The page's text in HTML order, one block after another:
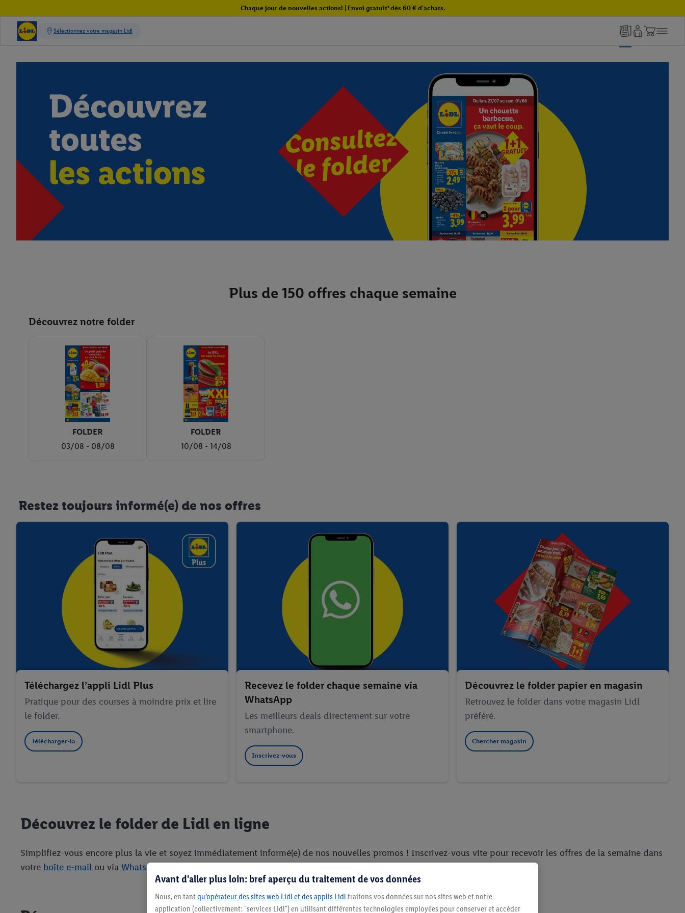
Chaque jour de nouvelles actions! | Envoi gratuit¹ dès 60 € d'achats.
Plus de 150 offres chaque semaine
Découvrez notre folder
FOLDER
03/08 - 08/08
FOLDER
10/08 - 14/08
Restez toujours informé(e) de nos offres
Téléchargez l’appli Lidl Plus
Pratique pour des courses à moindre prix et lire
le folder.
Télécharger-la
Recevez le folder chaque semaine via
WhatsApp
Les meilleurs deals directement sur votre
smartphone.
Inscrivez-vous
Découvrez le folder papier en magasin
Retrouvez le folder dans votre magasin Lidl
préféré.
Chercher magasin
Découvrez le folder de Lidl en ligne
Simplifiez-vous encore plus la vie et soyez immédiatement informé(e) de nos nouvelles promos ! Inscrivez-vous vite pour recevoir les offres de la semaine dans
votre boîte e-mail ou via WhatsApp
Avant d'aller plus loin: bref aperçu du traitement de vos données
Nous, en tant qu’opérateur des sites web Lidl et des applis Lidltraitons vos données sur nos sites web et notre
application (collectivement: "services Lidl") en utilisant différentes technologies employées pour conserver et accéder